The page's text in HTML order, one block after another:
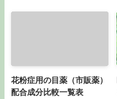
花粉症用の目薬（市販薬）
配合成分比較一覧表